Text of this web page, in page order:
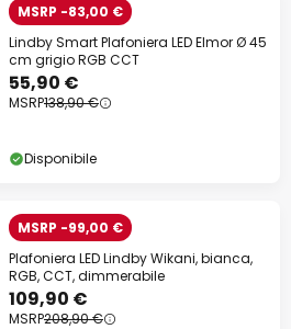
MSRP -83,00 €
Lindby Smart Plafoniera LED Elmor Ø 45
cm grigio RGB CCT
55,90 €
MSRP138,90 €
Disponibile
MSRP -99,00 €
Plafoniera LED Lindby Wikani, bianca,
RGB, CCT, dimmerabile
109,90 €
MSRP208,90 €